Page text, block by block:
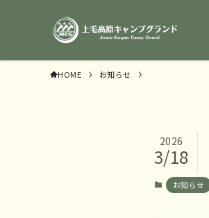
HOME お知らせ
2026
3/18
お知らせ